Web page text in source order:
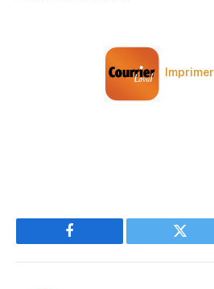
Facebook